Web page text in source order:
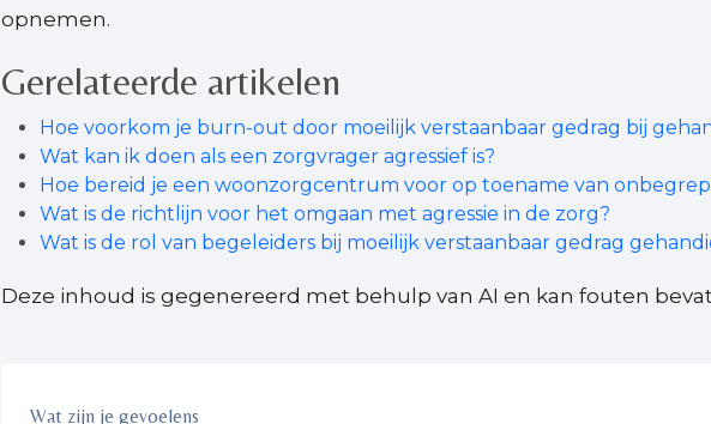
opnemen.
Gerelateerde artikelen
Hoe voorkom je burn-out door moeilijk verstaanbaar gedrag bij
Wat kan ik doen als een zorgvrager agressief is?
Hoe bereid je een woonzorgcentrum voor op toename van
Wat is de richtlijn voor het omgaan met agressie in de zorg?
Wat is de rol van begeleiders bij moeilijk verstaanbaar gedrag
Deze inhoud is gegenereerd met behulp van AI en kan fouten
Wat zijn je gevoelens